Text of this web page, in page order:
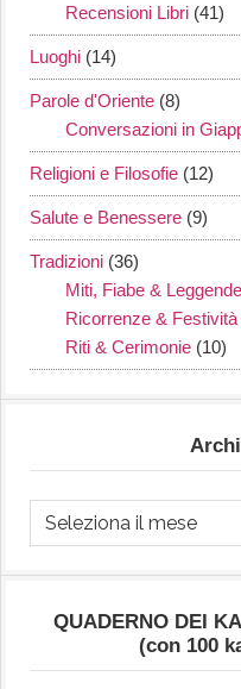
Recensioni Libri (41)
Luoghi (14)
Parole d'Oriente (8)
Conversazioni in
Religioni e Filosofie (12)
Salute e Benessere (9)
Tradizioni (36)
Miti, Fiabe & Leggende
Ricorrenze & Festività
Riti & Cerimonie (10)
Archivio
Articoli
QUADERNO DEI
(con 100